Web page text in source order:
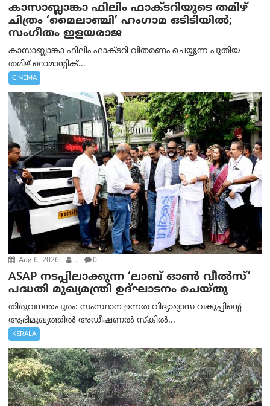
കാസാബ്ലാങ്കാ ഫിലിം ഫാക്ടറിയുടെ തമിഴ്
ചിത്രം ‘മൈലാഞ്ചി’ ഹംഗാമ ഒടിടിയിൽ;
സംഗീതം ഇളയരാജ
കാസാബ്ലാങ്കാ ഫിലിം ഫാക്ടറി വിതരണം ചെയ്യുന്ന പുതിയ
തമിഴ് റൊമാന്റിക്...
CINEMA
Aug 6, 2026 . 0
ASAP നടപ്പിലാക്കുന്ന ‘ലാബ് ഓൺ വീൽസ്’
പദ്ധതി മുഖ്യമന്ത്രി ഉദ്ഘാടനം ചെയ്തു
തിരുവനന്തപുരം: സംസ്ഥാന ഉന്നത വിദ്യാഭ്യാസ വകുപ്പിന്റെ
ആഭിമുഖ്യത്തിൽ അഡീഷണൽ സ്കിൽ...
KERALA